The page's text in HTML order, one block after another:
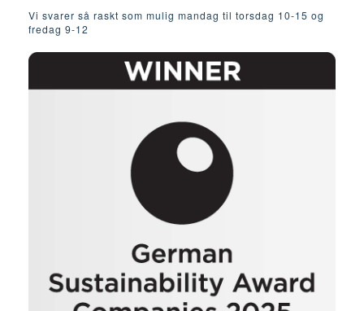
Vi svarer så raskt som mulig mandag til torsdag 10-15 og
fredag ​​9-12